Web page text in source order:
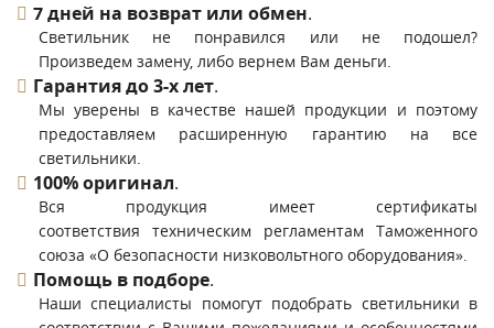
7 дней на возврат или обмен.
Светильник не понравился или не подошел?
Произведем замену, либо вернем Вам деньги.
Гарантия до 3-х лет.
Мы уверены в качестве нашей продукции и поэтому
предоставляем расширенную гарантию на все
светильники.
100% оригинал.
Вся продукция имеет сертификаты
соответствия техническим регламентам Таможенного
союза «О безопасности низковольтного оборудования».
Помощь в подборе.
Наши специалисты помогут подобрать светильники в